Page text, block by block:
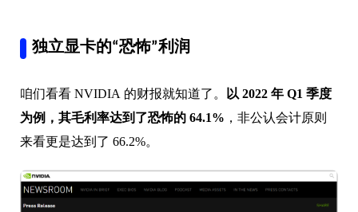
独立显卡的“恐怖”利润
咱们看看 NVIDIA 的财报就知道了。
以 2022 年 Q1 季度
为例，其毛利率达到了恐怖的 64.1% ，非公认会计原则
来看更是达到了 66.2%。